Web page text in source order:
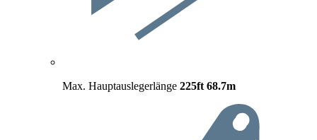
Max. Hauptauslegerlänge 225ft 68.7m